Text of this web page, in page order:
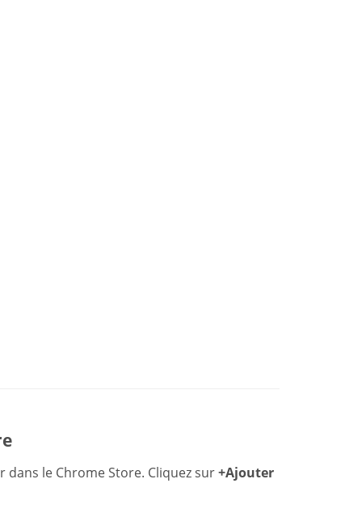
dans le Chrome Store. Cliquez sur+Ajouter